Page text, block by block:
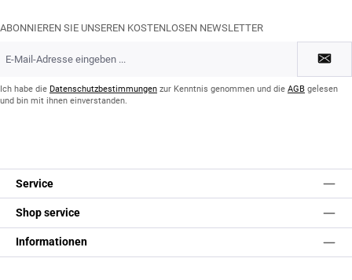
ABONNIEREN SIE UNSEREN KOSTENLOSEN NEWSLETTER
Mail-
*Ich habe die Datenschutzbestimmungen zur Kenntnis genommen und die AGB gelesen
und bin mit ihnen einverstanden.
Service
Shop service
Informationen